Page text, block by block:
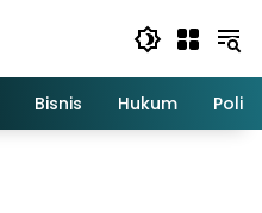
Bisnis Hukum Politik